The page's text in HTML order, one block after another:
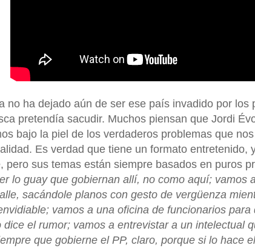
no ha dejado aún de ser ese país invadido por los
pretendía sacudir. Muchos piensan que Jordi
bajo la piel de los verdaderos problemas que
Es verdad que tiene un formato entretenido,
pero sus temas están siempre basados en puros
lo guay que gobiernan allí, no como aquí; vamos
sacándole planos con gesto de vergüenza
vamos a una oficina de funcionarios
el rumor; vamos a entrevistar a un intelectual
que gobierne el PP, claro, porque si lo hace